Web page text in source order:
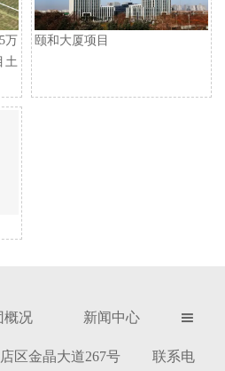
万
土
颐和大厦项目
概况 新闻中心 
店区金晶大道267号 联系电